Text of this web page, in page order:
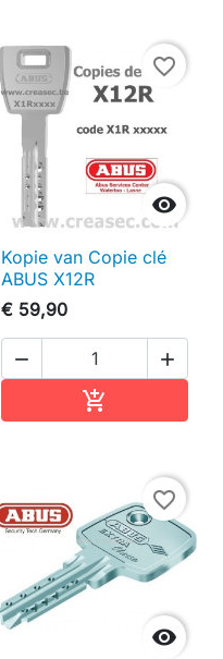

favorite_border
Kopie van Copie clé
ABUS X12R
€ 59,90
 


favorite_border